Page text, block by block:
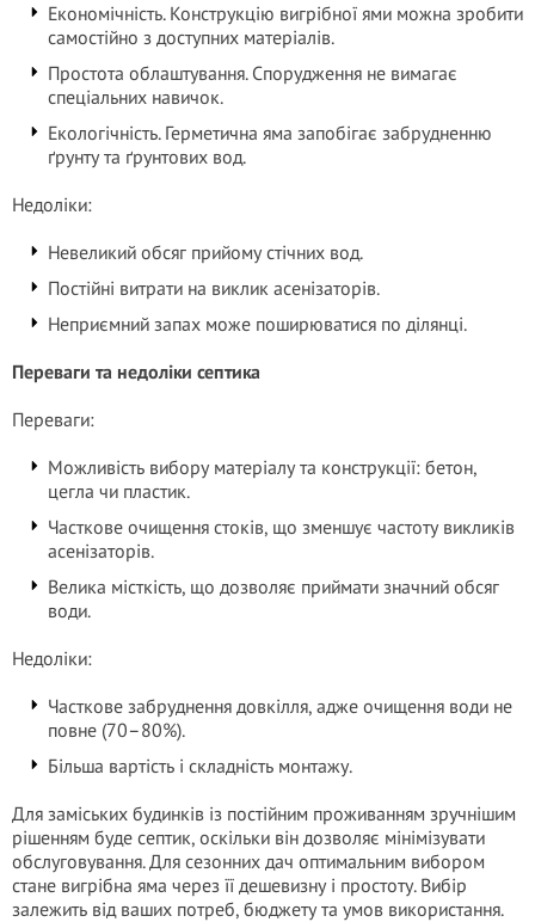
Економічність. Конструкцію вигрібної ями можна зробити
самостійно з доступних матеріалів.
Простота облаштування. Спорудження не вимагає
спеціальних навичок.
Екологічність. Герметична яма запобігає забрудненню
ґрунту та ґрунтових вод.
Недоліки:
Невеликий обсяг прийому стічних вод.
Постійні витрати на виклик асенізаторів.
Неприємний запах може поширюватися по ділянці.
Переваги та недоліки септика
Переваги:
Можливість вибору матеріалу та конструкції: бетон,
цегла чи пластик.
Часткове очищення стоків, що зменшує частоту викликів
асенізаторів.
Велика місткість, що дозволяє приймати значний обсяг
води.
Недоліки:
Часткове забруднення довкілля, адже очищення води не
повне (70–80%).
Більша вартість і складність монтажу.
Для заміських будинків із постійним проживанням зручнішим
рішенням буде септик, оскільки він дозволяє мінімізувати
обслуговування. Для сезонних дач оптимальним вибором
стане вигрібна яма через її дешевизну і простоту. Вибір
залежить від ваших потреб, бюджету та умов використання.